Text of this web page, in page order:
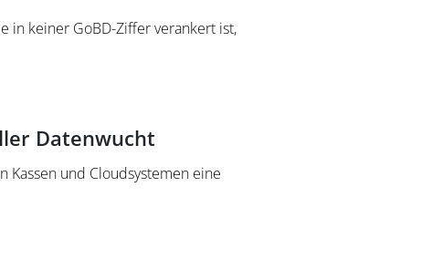
in keiner GoBD-Ziffer verankert ist,
Datenwucht
Kassen und Cloudsystemen eine